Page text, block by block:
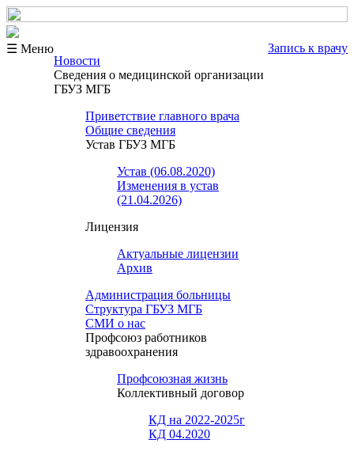
☰ Меню
Запись к врачу
Новости
Сведения о медицинской организации
ГБУЗ МГБ
Приветствие главного врача
Общие сведения
Устав ГБУЗ МГБ
Устав (06.08.2020)
Изменения в устав
(21.04.2026)
Лицензия
Актуальные лицензии
Архив
Администрация больницы
Структура ГБУЗ МГБ
СМИ о нас
Профсоюз работников
здравоохранения
Профсоюзная жизнь
Коллективный договор
КД на 2022-2025г
КД 04.2020